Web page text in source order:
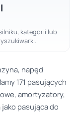
kategorii lub
napęd
171 pasujących
amortyzatory,
pasująca do